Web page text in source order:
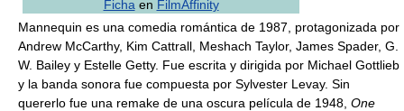
Ficha en FilmAffinity
Mannequin es una comedia romántica de 1987, protagonizada por
Andrew McCarthy, Kim Cattrall, Meshach Taylor, James Spader, G.
W. Bailey y Estelle Getty. Fue escrita y dirigida por Michael Gottlieb
y la banda sonora fue compuesta por Sylvester Levay. Sin
quererlo fue una remake de una oscura película de 1948, One